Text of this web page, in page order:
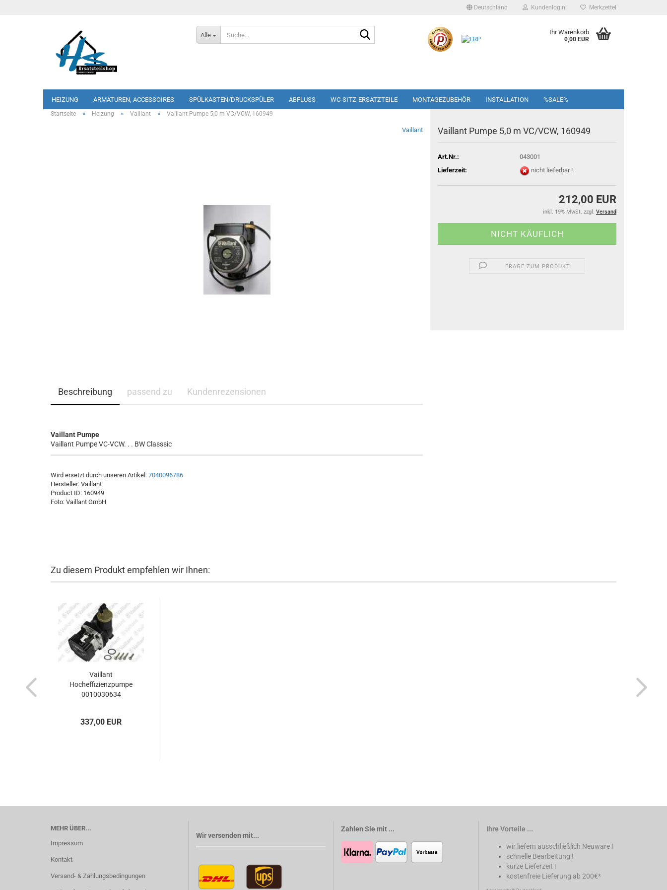
Deutschland Kundenlogin Merkzettel
Alle Ihr Warenkorb
0,00 EUR
HEIZUNG ARMATUREN, ACCESSOIRES SPÜLKASTEN/DRUCKSPÜLER ABFLUSS WC-SITZ-ERSATZTEILE MONTAGEZUBEHÖR INSTALLATION %SALE%
Startseite » Heizung » Vaillant » Vaillant Pumpe 5,0 m VC/VCW, 160949
Vaillant Vaillant Pumpe 5,0 m VC/VCW, 160949
Art.Nr.:
043001
Lieferzeit:
nicht lieferbar !
212,00 EUR
inkl. 19% MwSt. zzgl. Versand
FRAGE ZUM PRODUKT
Beschreibung passend zu Kundenrezensionen
Vaillant Pumpe
Vaillant Pumpe VC-VCW. . . BW Classsic
Wird ersetzt durch unseren Artikel: 7040096786
Hersteller: Vaillant
Product ID: 160949
Foto: Vaillant GmbH
Zu diesem Produkt empfehlen wir Ihnen:
Vaillant
Hocheffizienzpumpe
0010030634
337,00 EUR
MEHR ÜBER...
Impressum
Kontakt
Versand- & Zahlungsbedingungen
Wir versenden mit...
Zahlen Sie mit ... Ihre Vorteile ...
wir liefern ausschließlich Neuware !
schnelle Bearbeitung !
kurze Lieferzeit !
kostenfreie Lieferung ab 200€*